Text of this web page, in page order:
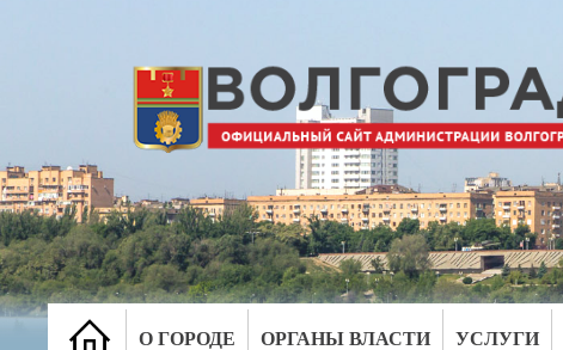
О ГОРОДЕ ОРГАНЫ ВЛАСТИ УСЛУГИ